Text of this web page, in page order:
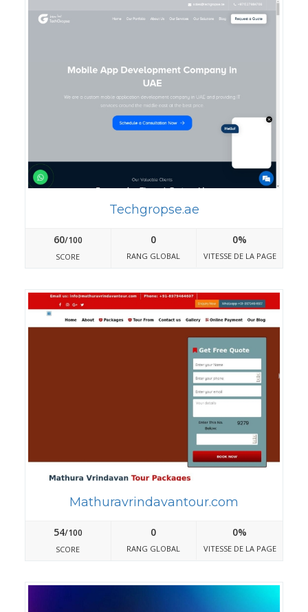
Techgropse.ae
60/100
SCORE
0
RANG GLOBAL
0%
VITESSE DE LA PAGE
Mathuravrindavantour.com
54/100
SCORE
0
RANG GLOBAL
0%
VITESSE DE LA PAGE